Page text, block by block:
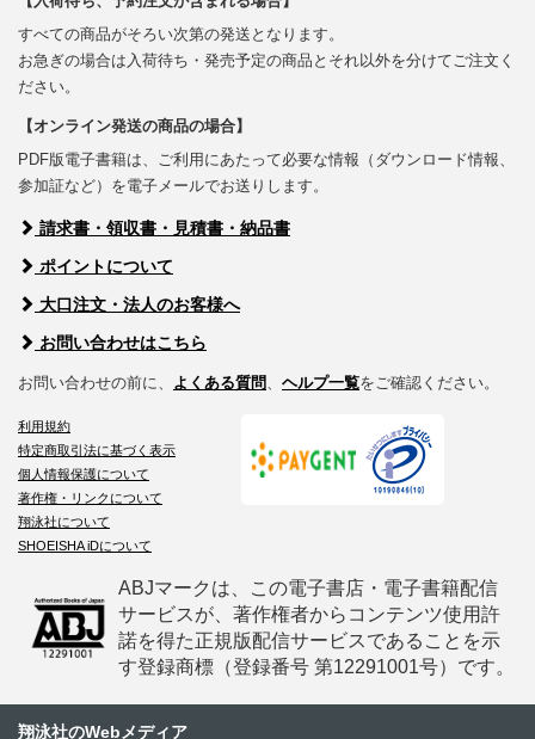
すべての商品がそろい次第の発送となります。
お急ぎの場合は入荷待ち・発売予定の商品とそれ以外を分けてご注文く
ださい。
【オンライン発送の商品の場合】
PDF版電子書籍は、ご利用にあたって必要な情報（ダウンロード情報、
参加証など）を電子メールでお送りします。
請求書・領収書・見積書・納品書
ポイントについて
大口注文・法人のお客様へ
お問い合わせはこちら
お問い合わせの前に、 よくある質問 ヘルプ一覧をご確認ください。
利用規約
特定商取引法に基づく表示
個人情報保護について
著作権・リンクについて
翔泳社について
SHOEISHA iDについて
ABJマークは、この電子書店・電子書籍配信
サービスが、著作権者からコンテンツ使用許
諾を得た正規版配信サービスであることを示
す登録商標（登録番号 第12291001号）です。
翔泳社のWebメディア